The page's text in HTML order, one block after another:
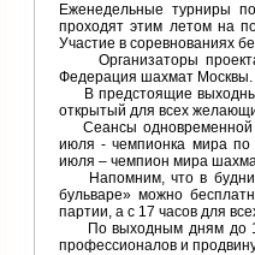
Еженедельные турниры
проходят этим летом на
Участие в соревнованиях
Организаторы
Федерация шахмат Москвы.
В предстоящие
открытый для всех
Сеансы одновременной
июля - чемпионка мира по
июля – чемпион мира
Напомним, что в
бульваре» можно
партии, а с 17 часов для
По выходным дням до 1
профессионалов и